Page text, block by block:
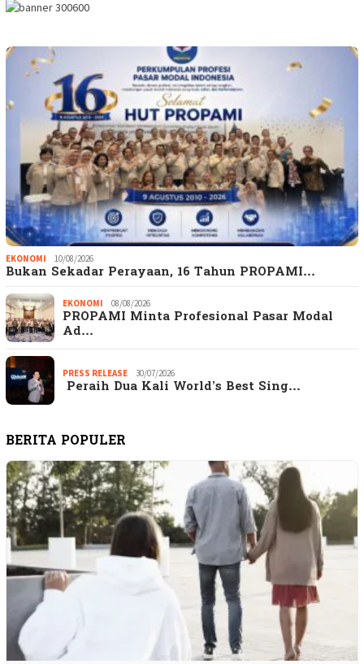
EKONOMI 10/08/2026
Bukan Sekadar Perayaan, 16 Tahun PROPAMI…
EKONOMI 08/08/2026
PROPAMI Minta Profesional Pasar Modal
Ad…
PRESS RELEASE 30/07/2026
Peraih Dua Kali World’s Best Sing…
BERITA POPULER